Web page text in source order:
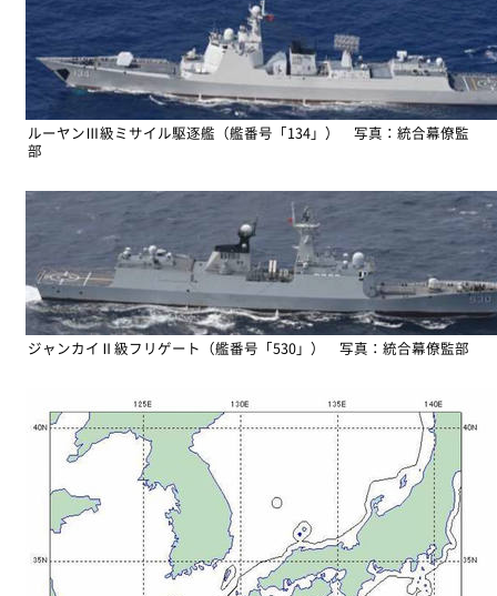
ルーヤンⅢ級ミサイル駆逐艦（艦番号「134」） 写真：統合幕僚監
部
ジャンカイⅡ級フリゲート（艦番号「530」） 写真：統合幕僚監部